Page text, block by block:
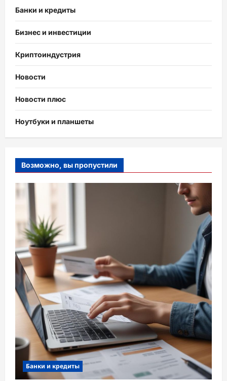
Банки и кредиты
Бизнес и инвестиции
Криптоиндустрия
Новости
Новости плюс
Ноутбуки и планшеты
Возможно, вы пропустили
Банки и кредиты